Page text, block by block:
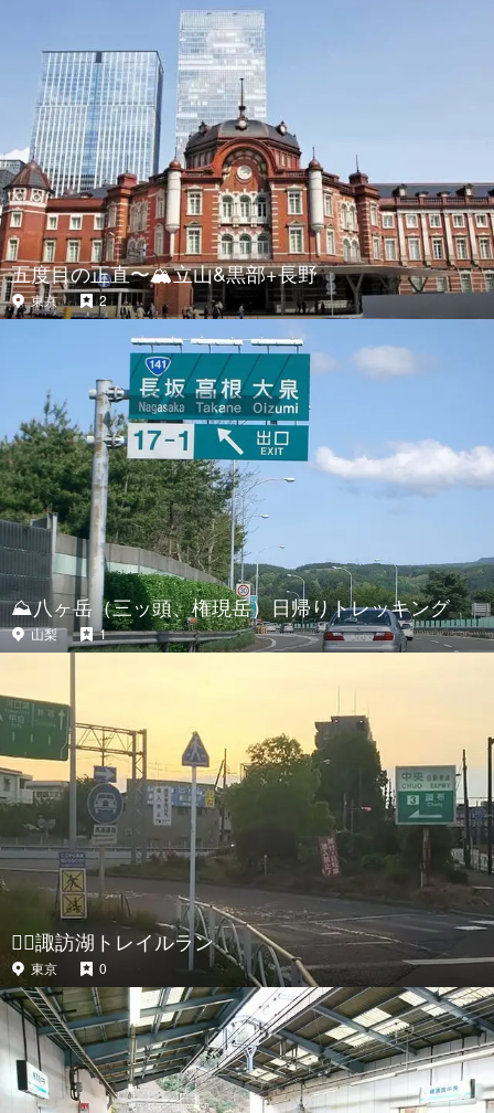
五度目の正直〜🏔立山&黒部+長野
東京 2
⛰八ヶ岳（三ッ頭、権現岳）日帰りトレッキング
山梨 1
🏃‍♂️諏訪湖トレイルラン
東京 0